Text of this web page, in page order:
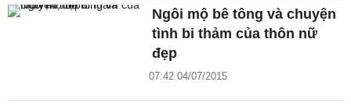
Ngôi mộ bê tông và chuyện
tình bi thảm của thôn nữ
đẹp
07:42 04/07/2015